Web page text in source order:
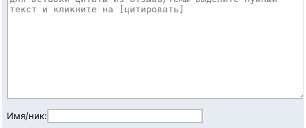
Имя/ник: